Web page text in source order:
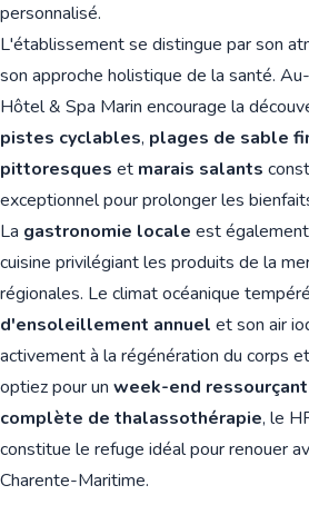
personnalisé.
L'établissement se distingue par son
son approche holistique de la santé.
Hôtel & Spa Marin encourage la
pistes cyclables, plages de sable
pittoresques et marais salants
exceptionnel pour prolonger les
La gastronomie locale est également
cuisine privilégiant les produits de la
régionales. Le climat océanique
d'ensoleillement annuel et son air
activement à la régénération du corps
optiez pour un week-end ressourçant
complète de thalassothérapie, le
constitue le refuge idéal pour renouer
Charente-Maritime.